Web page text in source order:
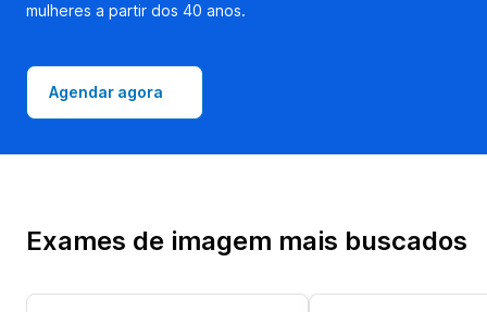
mulheres a partir dos 40 anos.
Agendar agora
Exames de imagem mais buscados